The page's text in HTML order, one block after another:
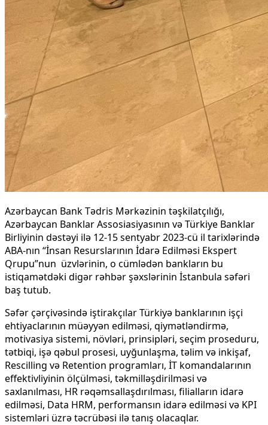
Azərbaycan Bank Tədris Mərkəzinin təşkilatçılığı,
Azərbaycan Banklar Assosiasiyasının və Türkiye Banklar
Birliyinin dəstəyi ilə 12-15 sentyabr 2023-cü il tarixlərində
ABA-nın “İnsan Resurslarının İdarə Edilməsi Ekspert
Qrupu”nun üzvlərinin, o cümlədən bankların bu
istiqamətdəki digər rəhbər şəxslərinin İstanbula səfəri
baş tutub.
Səfər çərçivəsində iştirakçılar Türkiyə banklarının işçi
ehtiyaclarının müəyyən edilməsi, qiymətləndirmə,
motivasiya sistemi, növləri, prinsipləri, seçim proseduru,
tətbiqi, işə qəbul prosesi, uyğunlaşma, təlim və inkişaf,
Rescilling və Retention programları, İT komandalarının
effektivliyinin ölçülməsi, təkmilləşdirilməsi və
saxlanılması, HR rəqəmsallaşdırılması, filialların idarə
edilməsi, Data HRM, performansın idarə edilməsi və KPI
sistemləri üzrə təcrübəsi ilə tanış olacaqlar.